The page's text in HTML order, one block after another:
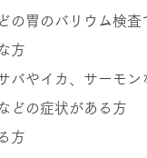
の胃のバリウム検査
方
バやイカ、サーモ
どの症状がある方
方